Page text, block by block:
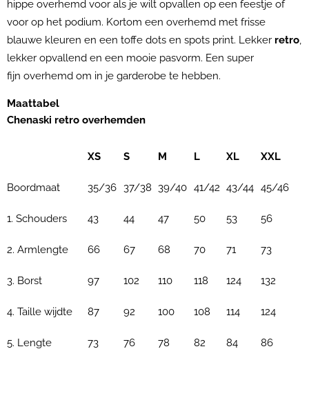
hippe overhemd voor als je wilt opvallen op een feestje of
voor op het podium. Kortom een overhemd met frisse
blauwe kleuren en een toffe dots en spots print. Lekker retro,
lekker opvallend en een mooie pasvorm. Een super
fijn overhemd om in je garderobe te hebben.
Maattabel
Chenaski retro overhemden
XS S M L XL XXL
Boordmaat 35/36 37/38 39/40 41/42 43/44 45/46
1. Schouders 43 44 47 50 53 56
2. Armlengte 66 67 68 70 71 73
3. Borst 97 102 110 118 124 132
4. Taille wijdte 87 92 100 108 114 124
5. Lengte 73 76 78 82 84 86